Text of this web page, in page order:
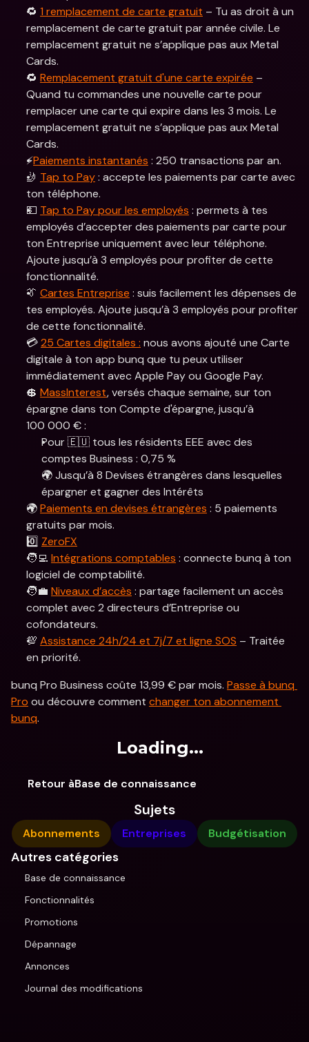
🔁 1 remplacement de carte gratuit – Tu as droit à un
remplacement de carte gratuit par année civile. Le
remplacement gratuit ne s’applique pas aux Metal
Cards.
🔁 Remplacement gratuit d'une carte expirée –
Quand tu commandes une nouvelle carte pour
remplacer une carte qui expire dans les 3 mois. Le
remplacement gratuit ne s’applique pas aux Metal
Cards.
⚡️Paiements instantanés : 250 transactions par an.
🤳 Tap to Pay : accepte les paiements par carte avec
ton téléphone.
💵 Tap to Pay pour les employés : permets à tes
employés d’accepter des paiements par carte pour
ton Entreprise uniquement avec leur téléphone.
Ajoute jusqu’à 3 employés pour profiter de cette
fonctionnalité.
👔 Cartes Entreprise : suis facilement les dépenses de
tes employés. Ajoute jusqu’à 3 employés pour profiter
de cette fonctionnalité.
💳 25 Cartes digitales : nous avons ajouté une Carte
digitale à ton app bunq que tu peux utiliser
immédiatement avec Apple Pay ou Google Pay.
💲 MassInterest, versés chaque semaine, sur ton
épargne dans ton Compte d'épargne, jusqu’à
100 000 € :
Pour 🇪🇺 tous les résidents EEE avec des
comptes Business : 0,75 %
🌍 Jusqu’à 8 Devises étrangères dans lesquelles
épargner et gagner des Intérêts
🌍 Paiements en devises étrangères : 5 paiements
gratuits par mois.
0️⃣ ZeroFX
🧑‍💻 Intégrations comptables : connecte bunq à ton
logiciel de comptabilité.
🧑‍💼 Niveaux d’accès : partage facilement un accès
complet avec 2 directeurs d’Entreprise ou
cofondateurs.
💯 Assistance 24h/24 et 7j/7 et ligne SOS – Traitée
en priorité.
bunq Pro Business coûte 13,99 € par mois. Passe à bunq
Pro ou découvre comment changer ton abonnement
bunq.
Loading...
Retour àBase de connaissance
Sujets
Abonnements Entreprises Budgétisation
Autres catégories
Base de connaissance
Fonctionnalités
Promotions
Dépannage
Annonces
Journal des modifications